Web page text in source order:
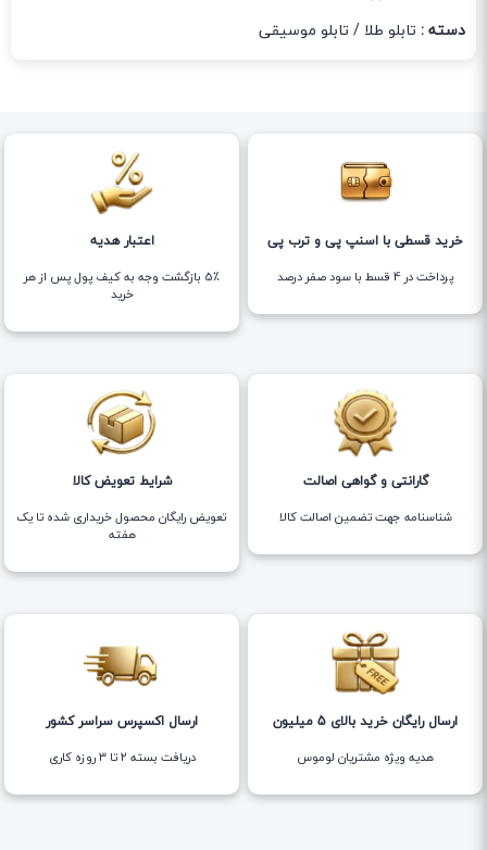
دسته : تابلو طلا / تابلو موسیقی
خرید قسطی با اسنپ پی و ترب پی
پرداخت در 4 قسط با سود صفر درصد
اعتبار هدیه
5٪ بازگشت وجه به کیف پول پس از هر
خرید
گارانتی و گواهی اصالت
شناسنامه جهت تضمین اصالت کالا
شرایط تعویض کالا
تعویض رایگان محصول خریداری شده تا یک
هفته
ارسال رایگان خرید بالای 5 میلیون
هدیه ویژه مشتریان لوموس
ارسال اکسپرس سراسر کشور
دریافت بسته ۲ تا ۳ روزه کاری